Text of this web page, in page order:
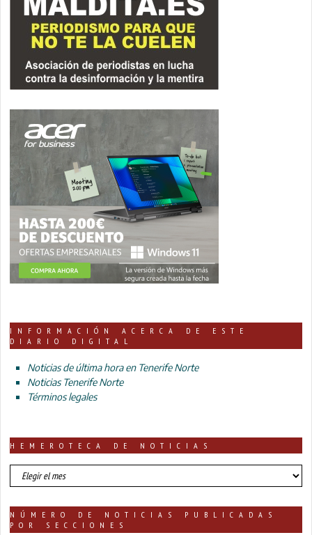
INFORMACIÓN ACERCA DE ESTE
DIARIO DIGITAL
Noticias de última hora en Tenerife Norte
Noticias Tenerife Norte
Términos legales
HEMEROTECA DE NOTICIAS
HEMEROTECA
DE
NÚMERO DE NOTICIAS PUBLICADAS
POR SECCIONES